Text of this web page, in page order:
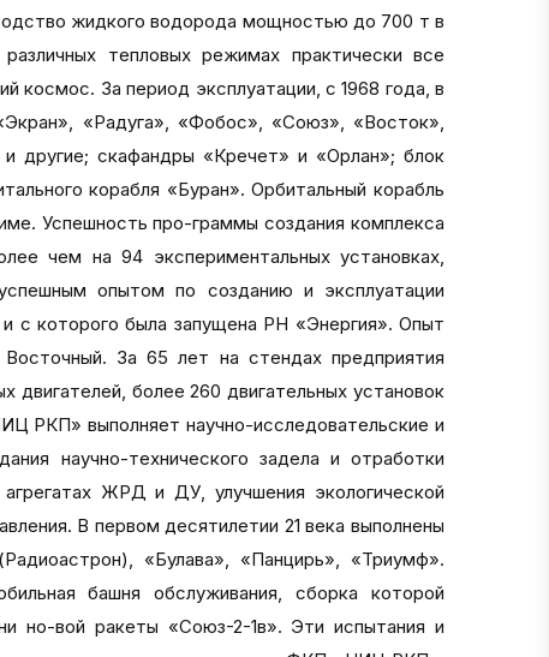
жидкого водорода мощностью до 700 т в
тепловых режимах практически все
космос. За период эксплуатации, с 1968 года, в
«Радуга», «Фобос», «Союз», «Восток»,
другие; скафандры «Кречет» и «Орлан»; блок
корабля «Буран». Орбитальный корабль
Успешность про-граммы создания комплекса
чем на 94 экспериментальных установках,
опытом по созданию и эксплуатации
с которого была запущена РН «Энергия». Опыт
За 65 лет на стендах предприятия
более 260 двигательных установок
РКП» выполняет научно-исследовательские и
научно-технического задела и отработки
ЖРД и ДУ, улучшения экологической
В первом десятилетии 21 века выполнены
«Булава», «Панцирь», «Триумф».
башня обслуживания, сборка которой
но-вой ракеты «Союз-2-1в». Эти испытания и